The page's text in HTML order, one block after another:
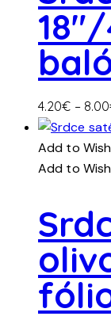
4.20€ – 8.00
Add to
Add to